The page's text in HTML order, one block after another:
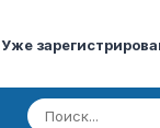
Уже